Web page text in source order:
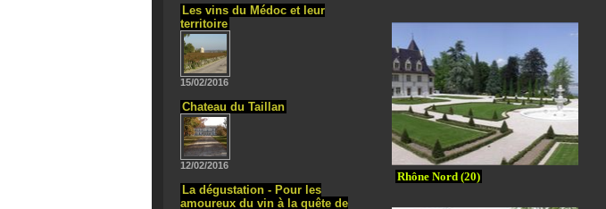
Les vins du Médoc et leur
territoire
15/02/2016
Chateau du Taillan
12/02/2016
La dégustation - Pour les
amoureux du vin à la quête de
Rhône Nord (20)